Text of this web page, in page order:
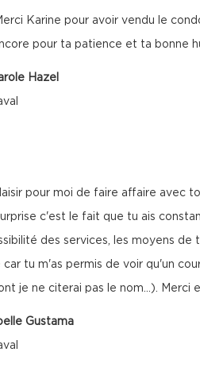
Karine pour avoir vendu le
pour ta patience et ta bonne
Hazel
pour moi de faire affaire avec
c'est le fait que tu ais
des services, les moyens
car tu m'as permis de voir qu'un
je ne citerai pas le nom...).
Gustama